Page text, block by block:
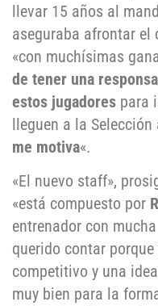
llevar 15 años al
aseguraba afrontar el
«con muchísimas
de tener una
estos jugadores para
lleguen a la
me motiva«.
«El nuevo staff»,
«está compuesto por
entrenador con
querido contar
competitivo y una
muy bien para la